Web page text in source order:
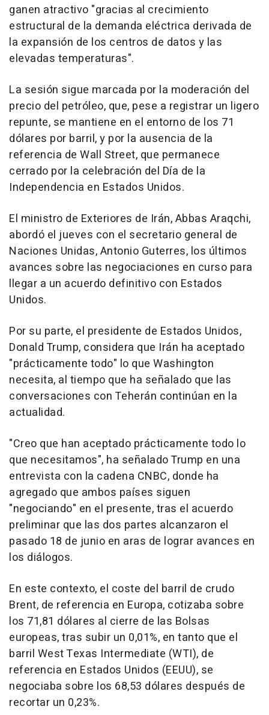
ganen atractivo "gracias al crecimiento
estructural de la demanda eléctrica derivada de
la expansión de los centros de datos y las
elevadas temperaturas".
La sesión sigue marcada por la moderación del
precio del petróleo, que, pese a registrar un ligero
repunte, se mantiene en el entorno de los 71
dólares por barril, y por la ausencia de la
referencia de Wall Street, que permanece
cerrado por la celebración del Día de la
Independencia en Estados Unidos.
El ministro de Exteriores de Irán, Abbas Araqchi,
abordó el jueves con el secretario general de
Naciones Unidas, Antonio Guterres, los últimos
avances sobre las negociaciones en curso para
llegar a un acuerdo definitivo con Estados
Unidos.
Por su parte, el presidente de Estados Unidos,
Donald Trump, considera que Irán ha aceptado
"prácticamente todo" lo que Washington
necesita, al tiempo que ha señalado que las
conversaciones con Teherán continúan en la
actualidad.
"Creo que han aceptado prácticamente todo lo
que necesitamos", ha señalado Trump en una
entrevista con la cadena CNBC, donde ha
agregado que ambos países siguen
"negociando" en el presente, tras el acuerdo
preliminar que las dos partes alcanzaron el
pasado 18 de junio en aras de lograr avances en
los diálogos.
En este contexto, el coste del barril de crudo
Brent, de referencia en Europa, cotizaba sobre
los 71,81 dólares al cierre de las Bolsas
europeas, tras subir un 0,01%, en tanto que el
barril West Texas Intermediate (WTI), de
referencia en Estados Unidos (EEUU), se
negociaba sobre los 68,53 dólares después de
recortar un 0,23%.